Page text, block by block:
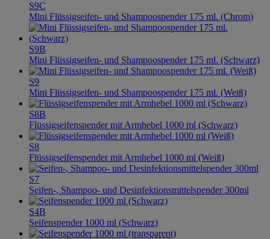
S9C
Mini Flüssigseifen- und Shampoospender 175 ml. (Chrom)
S9B
Mini Flüssigseifen- und Shampoospender 175 ml. (Schwarz)
S9
Mini Flüssigseifen- und Shampoospender 175 ml. (Weiß)
S8B
Flüssigseifenspender mit Armhebel 1000 ml (Schwarz)
S8
Flüssigseifenspender mit Armhebel 1000 ml (Weiß)
S7
Seifen-, Shampoo- und Desinfektionsmittelspender 300ml
S4B
Seifenspender 1000 ml (Schwarz)